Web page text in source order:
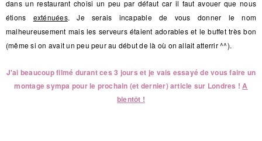
dans un restaurant choisi un peu par défaut car il faut avouer que nous
étions exténuées. Je serais incapable de vous donner le nom
malheureusement mais les serveurs étaient adorables et le buffet très bon
(même si on avait un peu peur au début de là où on allait atterrir ^^).
J'ai beaucoup filmé durant ces 3 jours et je vais essayé de vous faire un
montage sympa pour le prochain (et dernier) article sur Londres !A
bientôt !